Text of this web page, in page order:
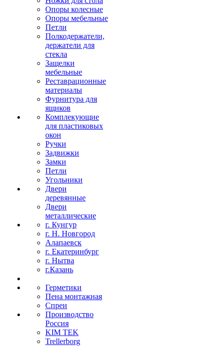
Опоры колесные
Опоры мебельные
Петли
Полкодержатели,
держатели для
стекла
Защелки
мебельные
Реставрационные
материалы
Фурнитура для
ящиков
Комплекующие
для пластиковых
окон
Ручки
Задвижки
Замки
Петли
Угольники
Двери
деревянные
Двери
металлические
г. Кунгур
г. Н. Новгород
Алапаевск
г. Екатеринбург
г. Нытва
г.Казань
Герметики
Пена монтажная
Спреи
Производство
Россия
KIM TEK
Trellerborg